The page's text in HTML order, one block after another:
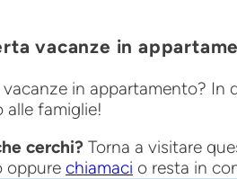
vacanze in
in appartamento? In
alle famiglie!
cerchi? Torna a visitare
oppure chiamaci o resta in